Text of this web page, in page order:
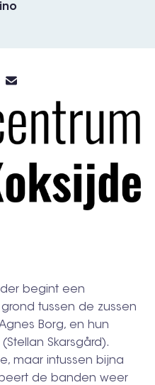
begint een
tussen de zussen
Borg, en hun
Skarsgård).
maar intussen bijna
de banden weer